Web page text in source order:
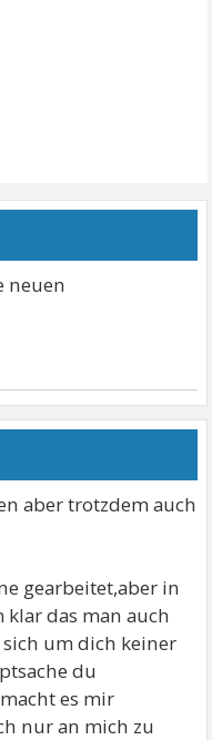
neuen
aber trotzdem auch
gearbeitet,aber in
das man auch
um dich keiner
du
es mir
nur an mich zu